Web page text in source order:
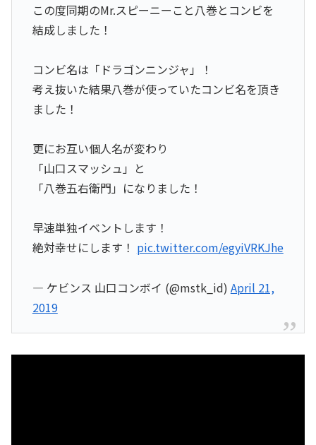
この度同期のMr.スピーニーこと八巻とコンビを
結成しました！
コンビ名は「ドラゴンニンジャ」！
考え抜いた結果八巻が使っていたコンビ名を頂き
ました！
更にお互い個人名が変わり
「山口スマッシュ」と
「八巻五右衛門」になりました！
早速単独イベントします！
絶対幸せにします！ pic.twitter.com/egyiVRKJhe
— ケビンス 山口コンボイ (@mstk_id) April 21,
2019